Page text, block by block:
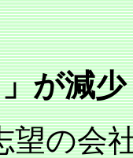
が減少
望の会